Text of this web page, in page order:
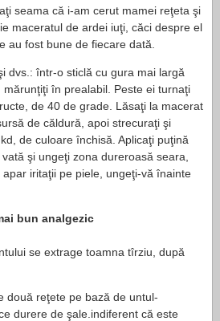
seama că i-am cerut mamei reţeta şi
maceratul de ardei iuţi, căci despre el
au fost bune de fiecare dată.
dvs.: într-o sticlă cu gura mai largă
în prealabil. Peste ei turnaţi
de 40 de grade. Lăsaţi la macerat
de căldură, apoi strecuraţi şi
de culoare închisă. Aplicaţi puţină
şi ungeţi zona dureroasă seara,
iritaţii pe piele, ungeţi-vă înainte
bun analgezic
se extrage toamna tîrziu, după
două reţete pe bază de untul-
durere de şale.indiferent că este